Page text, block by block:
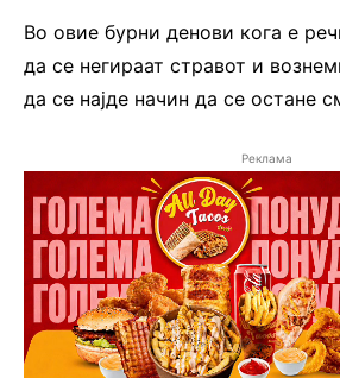
Во овие бурни денови кога е
да се негираат стравот и
да се најде начин да се остане
Реклама